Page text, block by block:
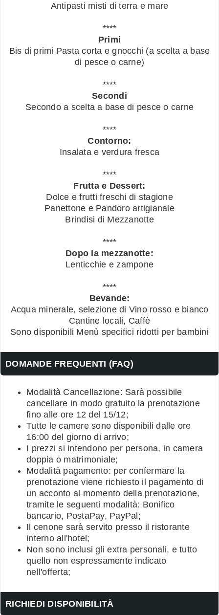
Antipasti misti di terra e mare
****
Primi
Bis di primi Pasta corta e gnocchi (a scelta a base
di pesce o carne)
****
Secondi
Secondo a scelta a base di pesce o carne
****
Contorno:
Insalata e verdura fresca
****
Frutta e Dessert:
Dolce e frutti freschi di stagione
Panettone e Pandoro artigianale
Brindisi di Mezzanotte
****
Dopo la mezzanotte:
Lenticchie e zampone
****
Bevande:
Acqua minerale, selezione di Vino rosso e bianco
Cantine locali, Caffè
Sono disponibili Menù specifici ridotti per bambini
DOMANDE FREQUENTI (FAQ)
Modalità Cancellazione: Sarà possibile
cancellare in modo gratuito la prenotazione
fino alle ore 12 del 15/12;
Tutte le camere sono disponibili dalle ore
16:00 del giorno di arrivo;
I prezzi si intendono per persona, in camera
doppia o matrimoniale;
Modalità pagamento: per confermare la
prenotazione viene richiesto il pagamento di
un acconto al momento della prenotazione,
tramite le seguenti modalità: Bonifico
bancario, PostaPay, PayPal;
Il cenone sarà servito presso il ristorante
interno all'hotel;
Non sono inclusi gli extra personali, e tutto
quello non espressamente indicato
nell'offerta;
RICHIEDI DISPONIBILITÀ